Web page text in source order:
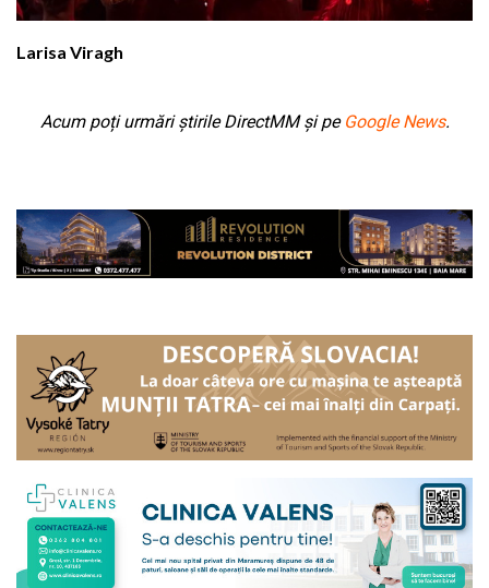
Larisa Viragh
Acum poți urmări știrile DirectMM și pe Google News.